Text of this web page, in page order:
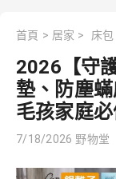
首頁 > 居家 > 床包
2026【守
墊、防塵
毛孩家庭
7/18/2026 野物堂